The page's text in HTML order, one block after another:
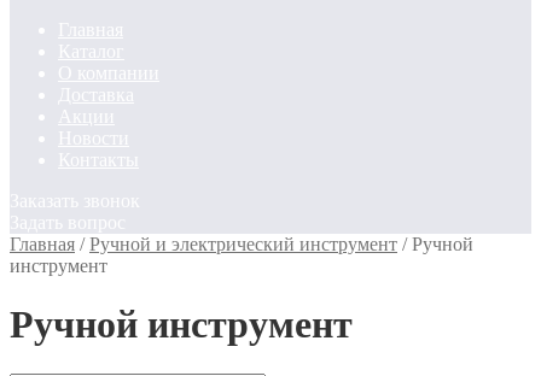
Главная
Каталог
О компании
Доставка
Акции
Новости
Контакты
Заказать звонок
Задать вопрос
Главная /Ручной и электрический инструмент /Ручной
инструмент
Ручной инструмент